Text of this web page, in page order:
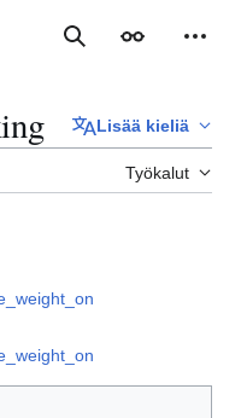
Haku Ulkoasu
Lisää kieliä
Työkalut